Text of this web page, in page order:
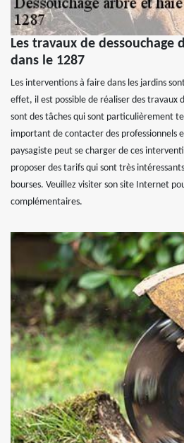
Les travaux de dessouchage
dans le 1287
Les interventions à faire dans les jardins
effet, il est possible de réaliser des travaux
sont des tâches qui sont particulièrement
important de contacter des professionnels
paysagiste peut se charger de ces
proposer des tarifs qui sont très
bourses. Veuillez visiter son site Internet
complémentaires.